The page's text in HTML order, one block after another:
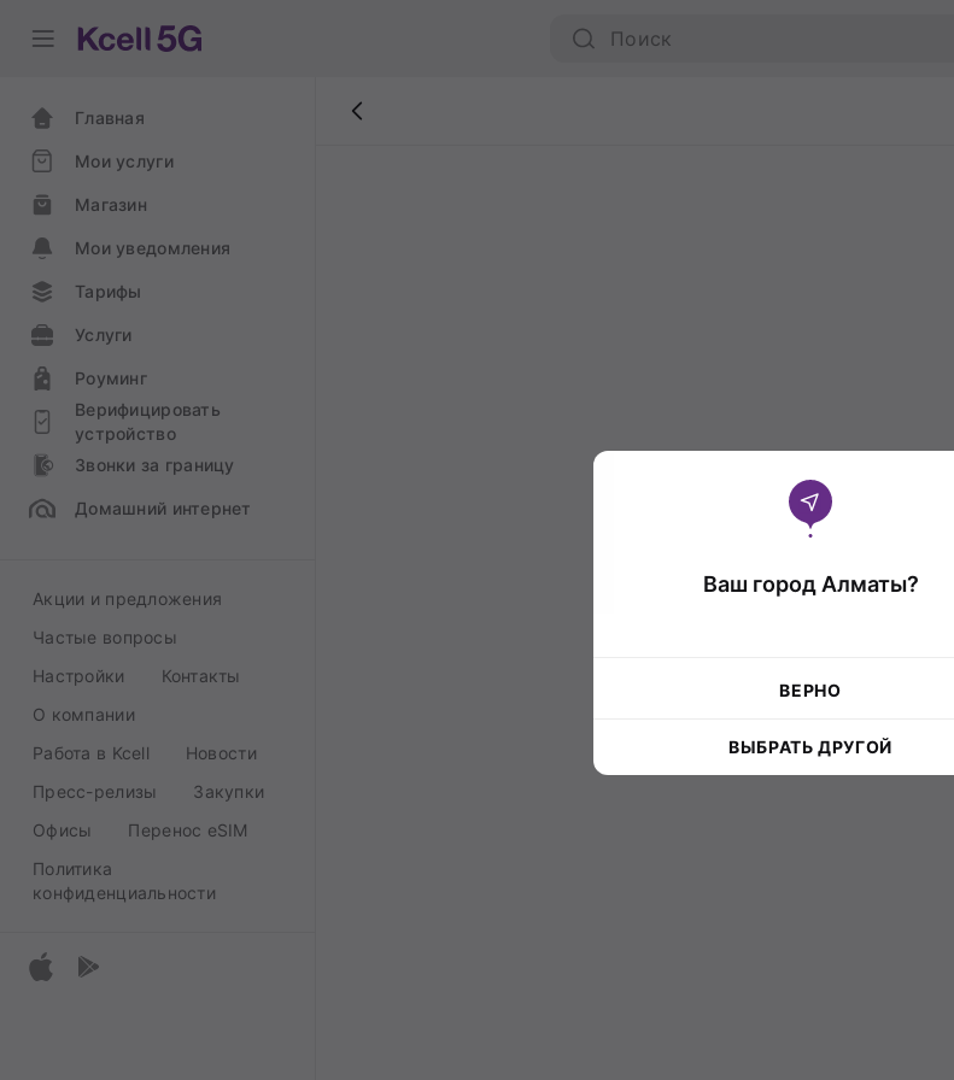
Главная
Мои услуги
Магазин
Мои уведомления
Тарифы
Услуги
Роуминг
Верифицировать
устройство
Звонки за границу
Домашний интернет
Акции и предложения
Частые вопросы
Настройки
Контакты
О компании
Работа в Kcell
Новости
Пресс-релизы
Закупки
Офисы
Перенос eSIM
Политика
конфиденциальности
Ваш город Алматы?
ВЕРНО
ВЫБРАТЬ ДРУГОЙ